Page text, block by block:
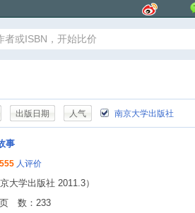
出版日期 人气 南京大学出版社
事
555 人评价
学出版社 2011.3）
数：233